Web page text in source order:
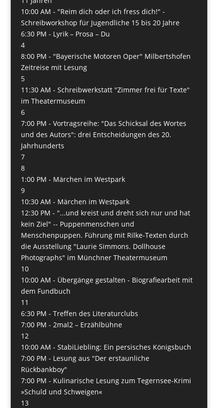
10:00 AM - "Reim dich oder ich fress dich!" -
Schreibworkshop für Jugendliche 15 bis 20 Jahre
6:30 PM - Lyrik – Prosa – Du
4
8:00 PM - "Bayerische Motoren Oper" Milbertshofen
Zeitreise mit Lesung
5
11:30 AM - Schreibwerkstatt "Zimmer frei für Texte"
im Theatermuseum
6
7:00 PM - Vortragsreihe: "Das Schicksal des Wortes
und des Autors": drei Entscheidungen des 20.
Jahrhunderts
7
8
1:00 PM - Märchen im Westpark
9
10:30 AM - Märchen im Westpark
12:30 PM - "...und kreist und dreht sich nur und hat
kein Ziel" -- Puppenmenschen und
Menschenpuppen. Führung mit Rilke-Texten durch
die Ausstellung "Laurie Simmons. Dollhouse
Photographs" im Münchner Theatermuseum
10
10:00 AM - Übergänge gestalten - Biografiearbeit mit
dem Fundbuch
11
6:30 PM - Treffen des Literaturclubs
7:00 PM - 2mal2 – Erzählbühne
12
10:00 AM - StabiLiebling: Ein persisches Königsbuch
7:00 PM - Lesung aus "Der erstaunliche
Rückbankboy"
7:00 PM - Kulinarische Lesung zum Tegernsee-Krimi
»Schuld und Schweigen«
13